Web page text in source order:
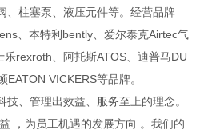
、柱塞泵、液压元件等。经营品牌
、本特利bently、爱尔泰克Airtec气
rexroth、阿托斯ATOS、迪普马DU
EATON VICKERS等品牌。
、管理出效益、服务至上的理念。
，为员工机遇的发展方向 。我们的